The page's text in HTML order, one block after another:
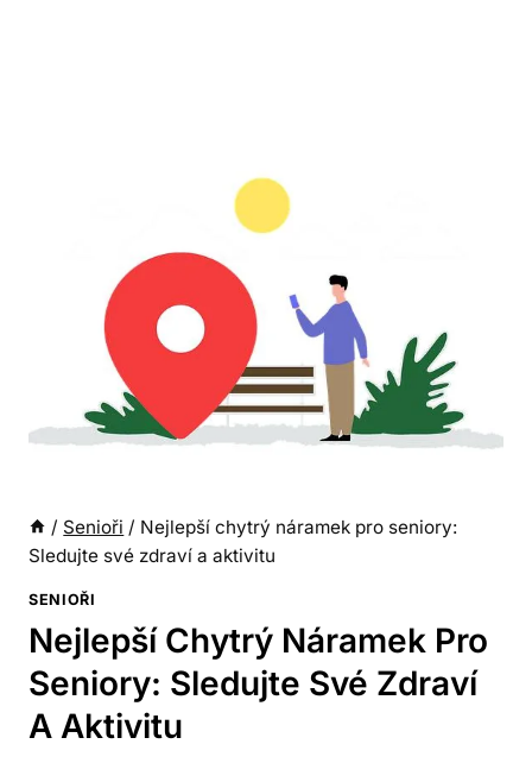
/ Senioři / Nejlepší chytrý náramek pro seniory:
Sledujte své zdraví a aktivitu
SENIOŘI
Nejlepší Chytrý Náramek Pro
Seniory: Sledujte Své Zdraví
A Aktivitu